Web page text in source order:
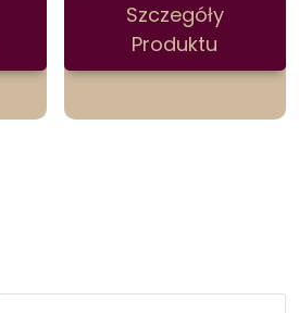
Szczegóły
Produktu